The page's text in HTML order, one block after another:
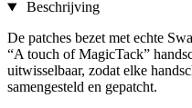
Beschrijving
De patches bezet met echte
“A touch of MagicTack”
uitwisselbaar, zodat elke
samengesteld en gepatcht.